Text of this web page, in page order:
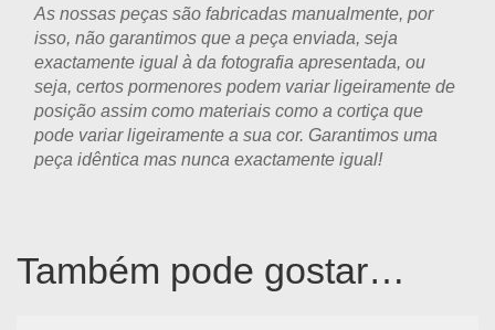
As nossas peças são fabricadas manualmente, por
isso, não garantimos que a peça enviada, seja
exactamente igual à da fotografia apresentada, ou
seja, certos pormenores podem variar ligeiramente de
posição assim como materiais como a cortiça que
pode variar ligeiramente a sua cor. Garantimos uma
peça idêntica mas nunca exactamente igual!
Também pode gostar…